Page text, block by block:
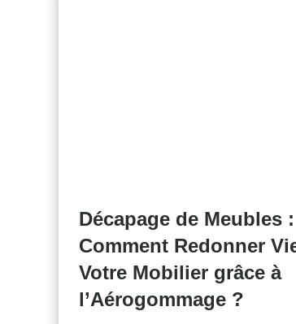
Décapage de Meubles :
Comment Redonner
Votre Mobilier grâce à
l’Aérogommage ?